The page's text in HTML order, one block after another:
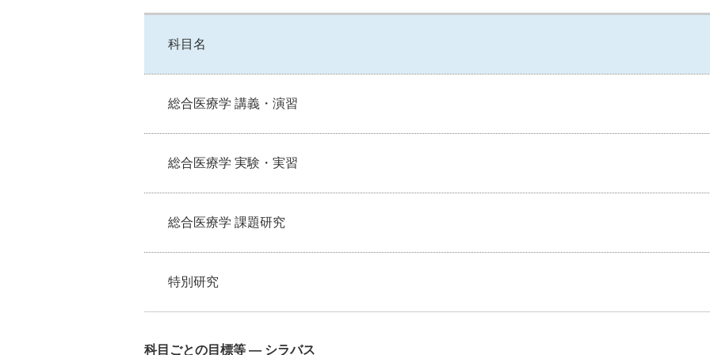
科目名
総合医療学 講義・演習
総合医療学 実験・実習
総合医療学 課題研究
特別研究
科目ごとの目標等 ― シラバス